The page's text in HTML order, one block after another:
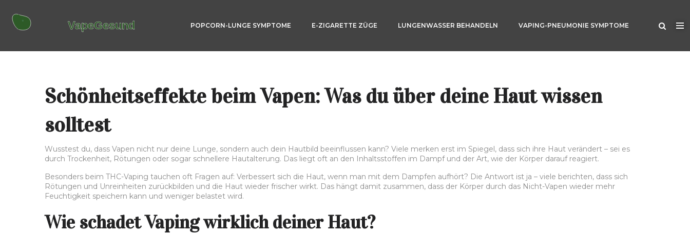
POPCORN-LUNGE SYMPTOME E-ZIGARETTE ZÜGE LUNGENWASSER BEHANDELN VAPING-PNEUMONIE SYMPTOME
Schönheitseffekte beim Vapen: Was du über deine Haut wissen
solltest
Wusstest du, dass Vapen nicht nur deine Lunge, sondern auch dein Hautbild beeinflussen kann? Viele merken erst im Spiegel, dass sich ihre Haut verändert – sei es
durch Trockenheit, Rötungen oder sogar schnellere Hautalterung. Das liegt oft an den Inhaltsstoffen im Dampf und der Art, wie der Körper darauf reagiert.
Besonders beim THC-Vaping tauchen oft Fragen auf: Verbessert sich die Haut, wenn man mit dem Dampfen aufhört? Die Antwort ist ja – viele berichten, dass sich
Rötungen und Unreinheiten zurückbilden und die Haut wieder frischer wirkt. Das hängt damit zusammen, dass der Körper durch das Nicht-Vapen wieder mehr
Feuchtigkeit speichern kann und weniger belastet wird.
Wie schadet Vaping wirklich deiner Haut?